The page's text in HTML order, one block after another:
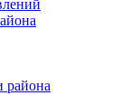
района